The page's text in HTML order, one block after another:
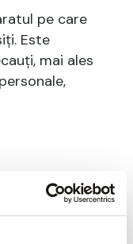
pe care
Este
mai ales